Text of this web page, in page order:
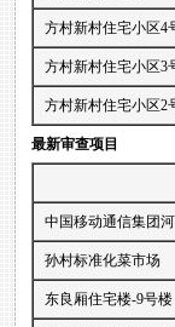
方村新村住宅小区4
方村新村住宅小区3
方村新村住宅小区2
最新审查项目
中国移动通信集团
孙村标准化菜市场
东良厢住宅楼-9号楼